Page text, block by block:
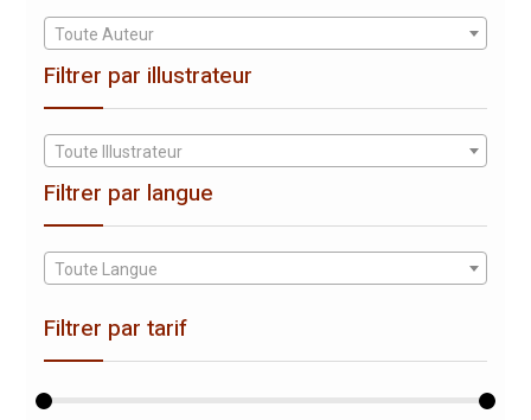
Toute Auteur
Filtrer par illustrateur
Toute Illustrateur
Filtrer par langue
Toute Langue
Filtrer par tarif